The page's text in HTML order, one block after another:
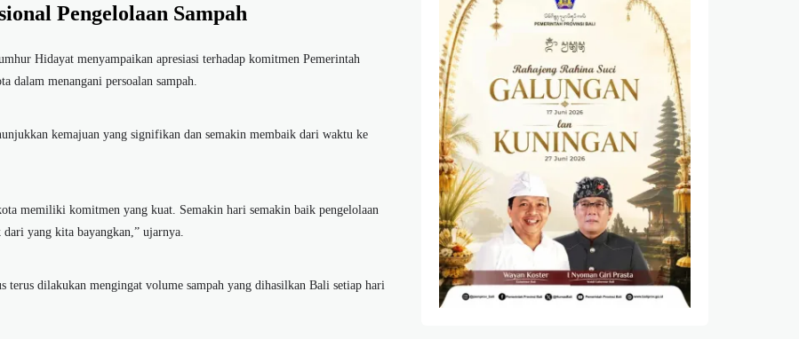
Pengelolaan Sampah
Hidayat menyampaikan apresiasi terhadap komitmen Pemerintah
dalam menangani persoalan sampah.
kemajuan yang signifikan dan semakin membaik dari waktu ke
memiliki komitmen yang kuat. Semakin hari semakin baik pengelolaan
yang kita bayangkan,” ujarnya.
terus dilakukan mengingat volume sampah yang dihasilkan Bali setiap hari